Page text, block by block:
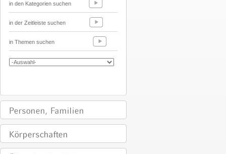
in den Kategorien suchen
in der Zeitleiste suchen
in Themen suchen